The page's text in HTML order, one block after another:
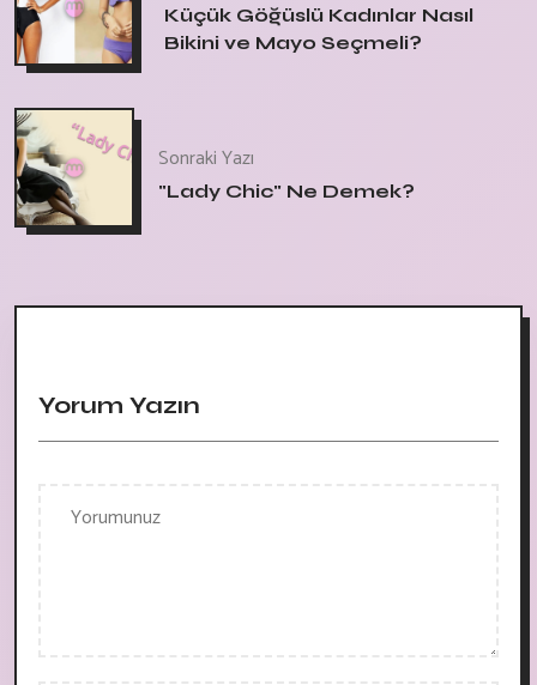
Küçük Göğüslü Kadınlar Nasıl
Bikini ve Mayo Seçmeli?
Sonraki Yazı
"Lady Chic" Ne Demek?
Yorum Yazın